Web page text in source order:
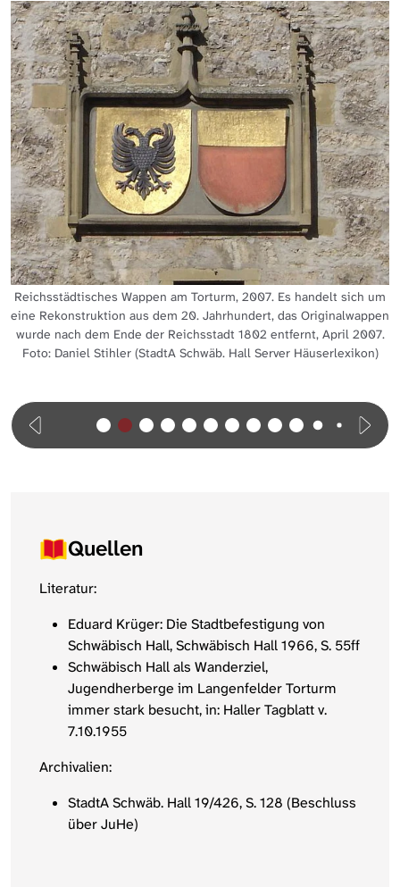
Reichsstädtisches Wappen am Torturm, 2007. Es handelt sich um
eine Rekonstruktion aus dem 20. Jahrhundert, das Originalwappen
wurde nach dem Ende der Reichsstadt 1802 entfernt, April 2007.
Foto: Daniel Stihler (StadtA Schwäb. Hall Server Häuserlexikon)
Quellen
Literatur:
Eduard Krüger: Die Stadtbefestigung von
Schwäbisch Hall, Schwäbisch Hall 1966, S. 55ff
Schwäbisch Hall als Wanderziel,
Jugendherberge im Langenfelder Torturm
immer stark besucht, in: Haller Tagblatt v.
7.10.1955
Archivalien:
StadtA Schwäb. Hall 19/426, S. 128 (Beschluss
über JuHe)